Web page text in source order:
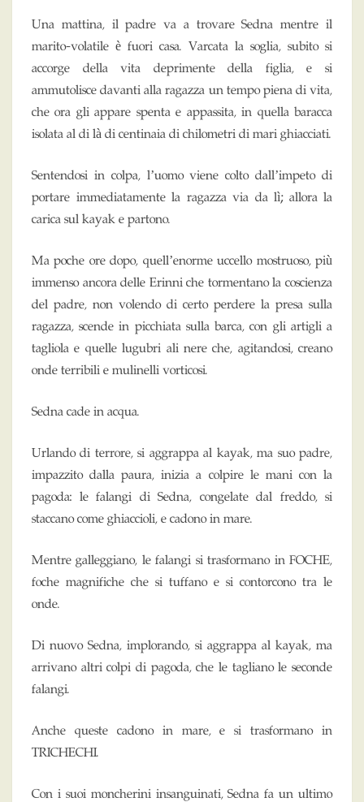
Una mattina, il padre va a trovare Sedna mentre il
marito-volatile è fuori casa. Varcata la soglia, subito si
accorge della vita deprimente della figlia, e si
ammutolisce davanti alla ragazza un tempo piena di vita,
che ora gli appare spenta e appassita, in quella baracca
isolata al di là di centinaia di chilometri di mari ghiacciati.
Sentendosi in colpa, l’uomo viene colto dall’impeto di
portare immediatamente la ragazza via da lì; allora la
carica sul kayak e partono.
Ma poche ore dopo, quell’enorme uccello mostruoso, più
immenso ancora delle Erinni che tormentano la coscienza
del padre, non volendo di certo perdere la presa sulla
ragazza, scende in picchiata sulla barca, con gli artigli a
tagliola e quelle lugubri ali nere che, agitandosi, creano
onde terribili e mulinelli vorticosi.
Sedna cade in acqua.
Urlando di terrore, si aggrappa al kayak, ma suo padre,
impazzito dalla paura, inizia a colpire le mani con la
pagoda: le falangi di Sedna, congelate dal freddo, si
staccano come ghiaccioli, e cadono in mare.
Mentre galleggiano, le falangi si trasformano in FOCHE,
foche magnifiche che si tuffano e si contorcono tra le
onde.
Di nuovo Sedna, implorando, si aggrappa al kayak, ma
arrivano altri colpi di pagoda, che le tagliano le seconde
falangi.
Anche queste cadono in mare, e si trasformano in
TRICHECHI.
Con i suoi moncherini insanguinati, Sedna fa un ultimo